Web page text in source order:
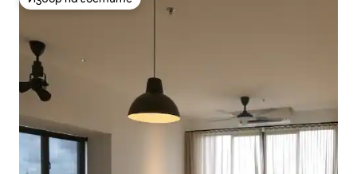
Избор на гостите